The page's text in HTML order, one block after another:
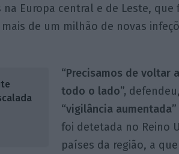
Europa central e de Leste,
de um milhão de novas
“Precisamos de voltar
todo o lado”,
“vigilância
foi detetada no Reino
países da região, a